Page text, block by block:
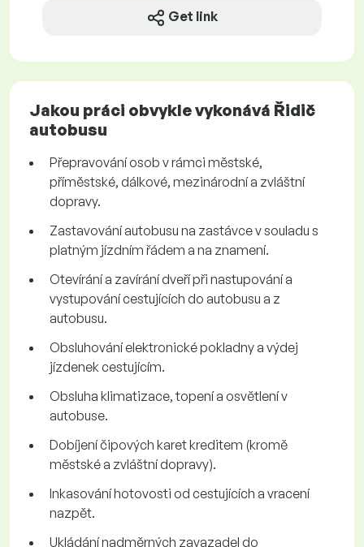
Get link
Jakou práci obvykle vykonává Řidič
autobusu
Přepravování osob v rámci městské,
příměstské, dálkové, mezinárodní a zvláštní
dopravy.
Zastavování autobusu na zastávce v souladu s
platným jízdním řádem a na znamení.
Otevírání a zavírání dveří při nastupování a
vystupování cestujících do autobusu a z
autobusu.
Obsluhování elektronické pokladny a výdej
jízdenek cestujícím.
Obsluha klimatizace, topení a osvětlení v
autobuse.
Dobíjení čipových karet kreditem (kromě
městské a zvláštní dopravy).
Inkasování hotovosti od cestujících a vracení
nazpět.
Ukládání nadměrných zavazadel do